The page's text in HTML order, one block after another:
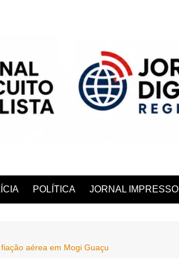
POLÍTICA JORNAL IMPRESSO
aérea em Mogi Guaçu